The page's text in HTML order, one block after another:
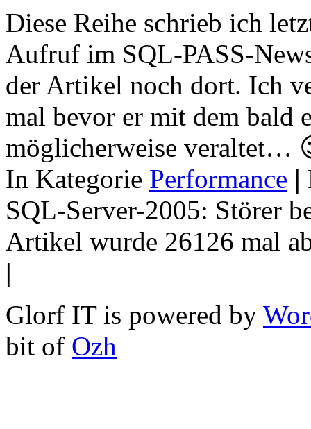
Diese Reihe schrieb ich
Aufruf im SQL-PASS-
der Artikel noch dort. Ich
mal bevor er mit dem bald
möglicherweise veraltet…
In Kategorie Performance |
SQL-Server-2005: Störer
Artikel wurde 26126 mal
|
Glorf IT is powered by
bit of Ozh